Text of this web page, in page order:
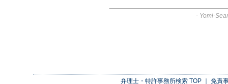
- Yomi-
弁理士・特許事務所検索TOP ｜ 免責